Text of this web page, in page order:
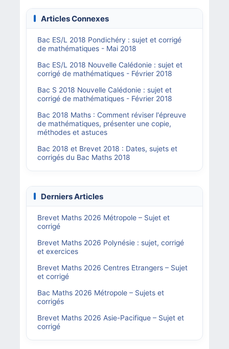
Articles Connexes
Bac ES/L 2018 Pondichéry : sujet et corrigé
de mathématiques - Mai 2018
Bac ES/L 2018 Nouvelle Calédonie : sujet et
corrigé de mathématiques - Février 2018
Bac S 2018 Nouvelle Calédonie : sujet et
corrigé de mathématiques - Février 2018
Bac 2018 Maths : Comment réviser l'épreuve
de mathématiques, présenter une copie,
méthodes et astuces
Bac 2018 et Brevet 2018 : Dates, sujets et
corrigés du Bac Maths 2018
Derniers Articles
Brevet Maths 2026 Métropole – Sujet et
corrigé
Brevet Maths 2026 Polynésie : sujet, corrigé
et exercices
Brevet Maths 2026 Centres Etrangers – Sujet
et corrigé
Bac Maths 2026 Métropole – Sujets et
corrigés
Brevet Maths 2026 Asie-Pacifique – Sujet et
corrigé